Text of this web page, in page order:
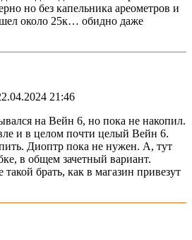
но без капельника ареометров и
около 25к… обидно даже
21:46
на Вейн 6, но пока не накопил.
и в целом почти целый Вейн 6.
Диоптр пока не нужен. А, тут
в общем зачетный вариант.
такой брать, как в магазин привезут